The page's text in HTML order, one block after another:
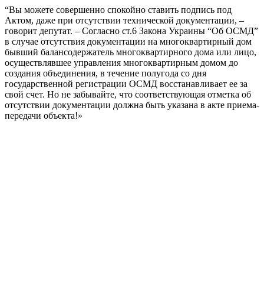
“Вы можете совершенно спокойно ставить подпись под
Актом, даже при отсутствии технической документации, –
говорит депутат. – Согласно ст.6 Закона Украины “Об ОСМД”
в случае отсутствия документации на многоквартирный дом
бывший балансодержатель многоквартирного дома или лицо,
осуществлявшее управления многоквартирным домом до
создания объединения, в течение полугода со дня
государственной регистрации ОСМД восстанавливает ее за
свой счет. Но не забывайте, что соответствующая отметка об
отсутствии документации должна быть указана в акте приема-
передачи объекта!»